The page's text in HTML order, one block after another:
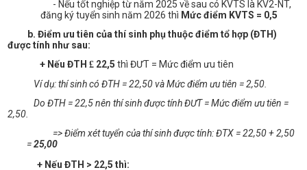
- Nếu tốt nghiệp từ năm 2025 về sau có KVTS là KV2-NT,
đăng ký tuyển sinh năm 2026 thì Mức điểm KVTS = 0,5
b. Điểm ưu tiên của thí sinh phụ thuộc điểm tổ hợp (ĐTH)
được tính như sau:
+ Nếu ĐTH£ 22,5 thì ĐƯT = Mức điểm ưu tiên
Ví dụ: thí sinh có ĐTH = 22,50và Mức điểm ưu tiên = 2,50.
Do ĐTH = 22,5nên thí sinh được tính ĐƯT = Mức điểm ưu tiên =
2,50.
=> Điểm xét tuyển của thí sinh được tính: ĐTX = 22,50 + 2,50
=25,00
+ Nếu ĐTH > 22,5 thì: